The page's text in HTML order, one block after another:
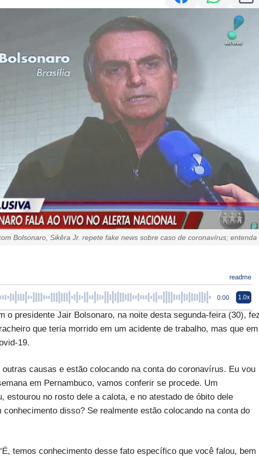
Bolsonaro, Sikêra Jr. repete fake news sobre caso de coronavírus; entenda
readme
0:00 1.0x
o presidente Jair Bolsonaro, na noite desta segunda-feira (30),
que teria morrido em um acidente de trabalho, mas que em
19.
causas e estão colocando na conta do coronavírus. Eu vou
em Pernambuco, vamos conferir se procede. Um
estourou no rosto dele a calota, e no atestado de óbito dele
disso? Se realmente estão colocando na conta do
temos conhecimento desse fato específico que você falou, bem